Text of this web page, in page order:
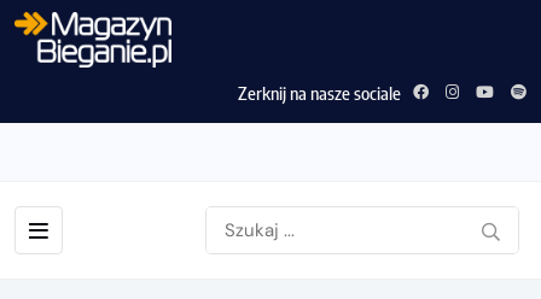
Zerknij na nasze sociale